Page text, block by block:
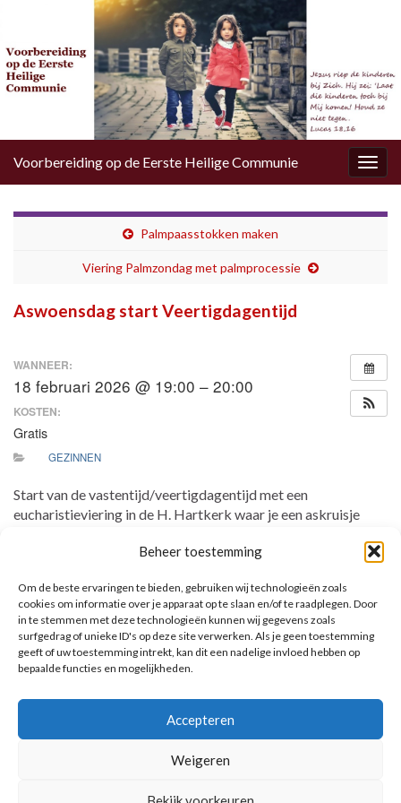
Beheer toestemming
Om de beste ervaringen te bieden, gebruiken wij technologieën zoals
cookies om informatie over je apparaat op te slaan en/of te raadplegen. Door
in te stemmen met deze technologieën kunnen wij gegevens zoals
surfgedrag of unieke ID's op deze site verwerken. Als je geen toestemming
geeft of uw toestemming intrekt, kan dit een nadelige invloed hebben op
bepaalde functies en mogelijkheden.
Accepteren
Weigeren
Voorbereiding op de Eerste Heilige Communie
Palmpaasstokken maken
Viering Palmzondag met palmprocessie
Aswoensdag start Veertigdagentijd
WANNEER:
18 februari 2026 @ 19:00 – 20:00
KOSTEN:
Gratis
GEZINNEN
Start van de vastentijd/veertigdagentijd met een
eucharistieviering in de H. Hartkerk waar je een askruisje
in de veertigdagentijd de eucharistie te komen vieren. We er
Pasen. Op zondagen is er kinderwoorddienst. Er is geen
speciale activiteit voor de communicanten.